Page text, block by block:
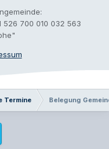
526 700 010 032 563
Termine Belegung